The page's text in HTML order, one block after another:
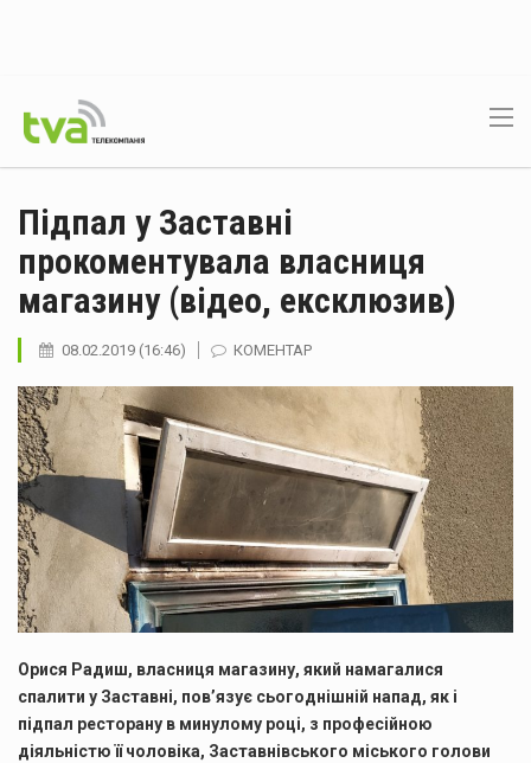
Підпал у Заставні
прокоментувала власниця
магазину (відео, ексклюзив)
08.02.2019 (16:46) КОМЕНТАР
Орися Радиш, власниця магазину, який намагалися
спалити у Заставні, пов’язує сьогоднішній напад, як і
підпал ресторану в минулому році, з професійною
діяльністю її чоловіка, Заставнівського міського голови